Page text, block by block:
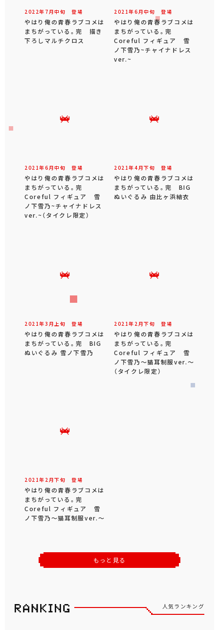
2022年 7 月中旬 登場
やはり俺の青春ラブコメは
まちがっている。完 描き
下ろしマルチクロス
2021年6 月中旬 登場
やはり俺の青春ラブコメは
まちがっている。完
Coreful フィギュア 雪
ノ下雪乃~チャイナドレス
ver.~
2021年6 月中旬 登場
やはり俺の青春ラブコメは
まちがっている。完
Coreful フィギュア 雪
ノ下雪乃~チャイナドレス
ver.~（タイクレ限定）
2021年4 月下旬 登場
やはり俺の青春ラブコメは
まちがっている。完 BIG
ぬいぐるみ 由比ヶ浜結衣
2021年3 月 上旬 登場
やはり俺の青春ラブコメは
まちがっている。完 BIG
ぬいぐるみ 雪ノ下雪乃
2021年 2 月下旬 登場
やはり俺の青春ラブコメは
まちがっている。完
Coreful フィギュア 雪
ノ下雪乃～猫耳制服ver.～
（タイクレ限定）
2021年 2 月下旬 登場
やはり俺の青春ラブコメは
まちがっている。完
Coreful フィギュア 雪
ノ下雪乃～猫耳制服ver.～
もっと見る
人気ランキング